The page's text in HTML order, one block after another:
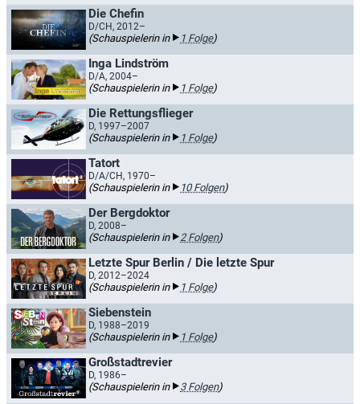
Die Chefin
D/CH, 2012–
(Schauspielerin in 1 Folge)
Inga Lindström
D/A, 2004–
(Schauspielerin in 1 Folge)
Die Rettungsflieger
D, 1997–2007
(Schauspielerin in 1 Folge)
Tatort
D/A/CH, 1970–
(Schauspielerin in 10 Folgen)
Der Bergdoktor
D, 2008–
(Schauspielerin in 2 Folgen)
Letzte Spur Berlin / Die letzte Spur
D, 2012–2024
(Schauspielerin in 1 Folge)
Siebenstein
D, 1988–2019
(Schauspielerin in 1 Folge)
Großstadtrevier
D, 1986–
(Schauspielerin in 3 Folgen)